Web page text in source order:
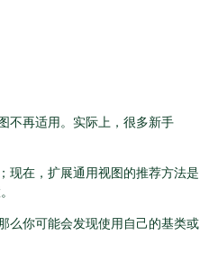
不再适用。实际上，很多新手
现在，扩展通用视图的推荐方法是
么你可能会发现使用自己的基类或